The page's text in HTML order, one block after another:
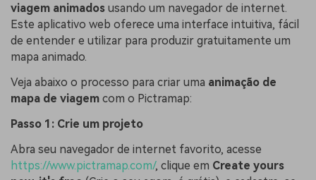
viagem animados usando um navegador de internet.
Este aplicativo web oferece uma interface intuitiva, fácil
de entender e utilizar para produzir gratuitamente um
mapa animado.
Veja abaixo o processo para criar uma animação de
mapa de viagem com o Pictramap:
Passo 1: Crie um projeto
Abra seu navegador de internet favorito, acesse
https://www.pictramap.com/, clique em Create yours